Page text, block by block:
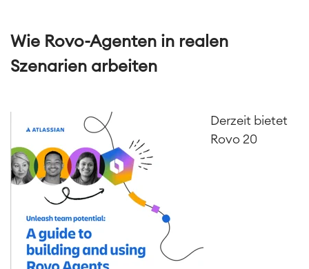
Wie Rovo-Agenten in realen
Szenarien arbeiten
Derzeit bietet
Rovo 20